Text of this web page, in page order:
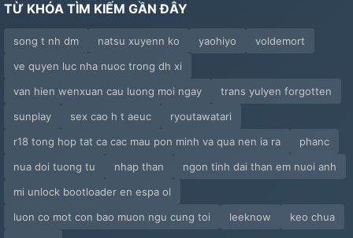
TỪ KHÓA TÌM KIẾM GẦN ĐÂY
song t nh dm natsu xuyenn ko yaohiyo
voldemort
ve quyen luc nha nuoc trong dh xi
van hien wenxuan cau luong moi ngay
trans yulyen forgotten
sunplay
sex cao h t aeuc
ryoutawatari
r18 tong hop tat ca cac mau pon minh va qua nen ia ra
phanc
nua doi tuong tu
nhap than
ngon tinh dai than em nuoi anh
mi unlock bootloader en espa ol
luon co mot con bao muon ngu cung toi
leeknow
keo chua